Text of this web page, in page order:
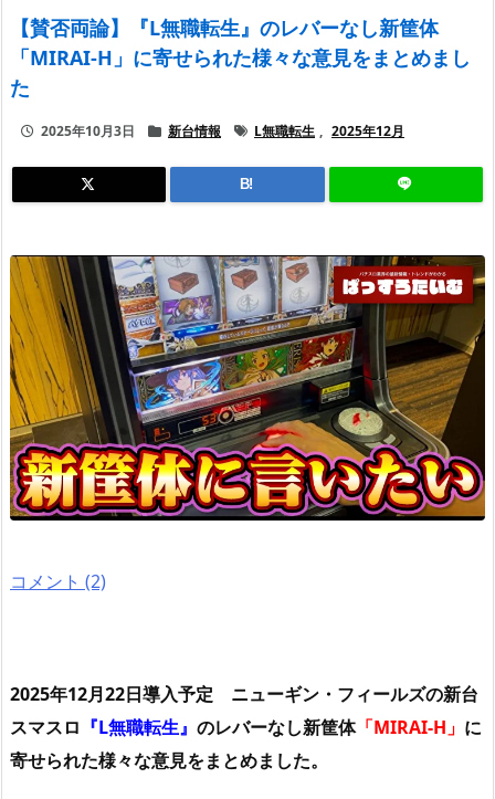
【賛否両論】『L無職転生』のレバーなし新筐体
「MIRAI-H」に寄せられた様々な意見をまとめまし
た
2025年10月3日 新台情報 L無職転生 , 2025年12月
B!
コメント (2)
2025年12月22日導入予定 ニューギン・フィールズの新台
スマスロ 『L無職転生』 のレバーなし新筐体「MIRAI-H」 に
寄せられた様々な意見をまとめました。